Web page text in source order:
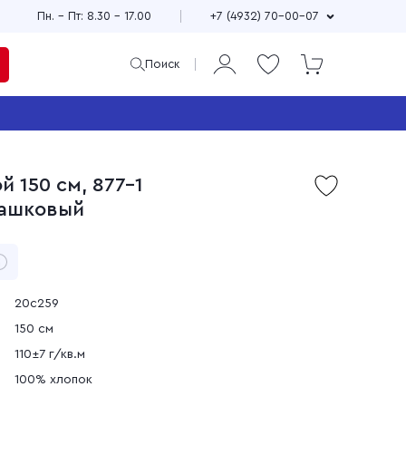
Пн. – Пт: 8.30 – 17.00 +7 (4932) 70-00-07
Поиск
150 см, 877-1
20с259
150 см
110±7 г/кв.м
100% хлопок